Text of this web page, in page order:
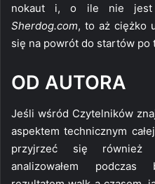
nokaut i, o ile nie jest
Sherdog.com, to aż ciężko
się na powrót do startów po
OD AUTORA
Jeśli wśród Czytelników
aspektem technicznym
przyjrzeć się również
analizowałem